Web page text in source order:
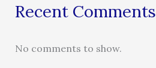
Recent Comments
No comments to show.